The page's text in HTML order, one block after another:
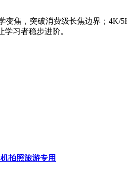
变焦，突破消费级长焦边界；
习者稳步进阶。
拍照旅游专用